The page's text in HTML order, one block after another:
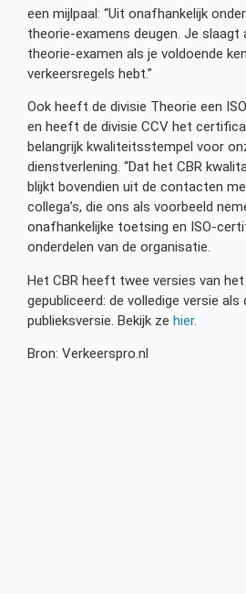
een mijlpaal: “Uit onafhankelijk
theorie-examens deugen. Je slaagt
theorie-examen als je voldoende
verkeersregels hebt.”
Ook heeft de divisie Theorie een
en heeft de divisie CCV het
belangrijk kwaliteitsstempel voor
dienstverlening. “Dat het CBR
blijkt bovendien uit de contacten
collega’s, die ons als voorbeeld
onafhankelijke toetsing en ISO-
onderdelen van de organisatie.
Het CBR heeft twee versies van het
gepubliceerd: de volledige versie als
publieksversie. Bekijk ze hier.
Bron: Verkeerspro.nl